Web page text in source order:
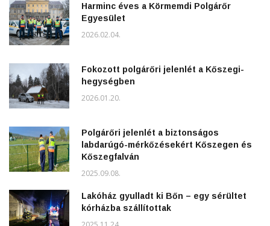
Harminc éves a Körmemdi Polgárőr
Egyesület
2026.02.04.
Fokozott polgárőri jelenlét a Kőszegi-
hegységben
2026.01.20.
Polgárőri jelenlét a biztonságos
labdarúgó-mérkőzésekért Kőszegen és
Kőszegfalván
2025.09.08.
Lakóház gyulladt ki Bőn – egy sérültet
kórházba szállítottak